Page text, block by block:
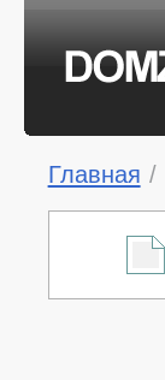
Главная /